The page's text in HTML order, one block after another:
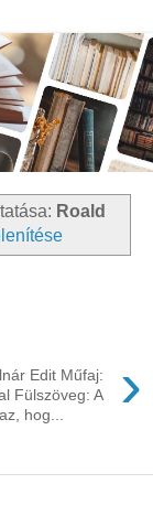
Roald
›
Edit Műfaj:
Fülszöveg: A
hog...